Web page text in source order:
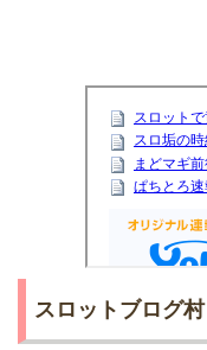
スロットブログ村